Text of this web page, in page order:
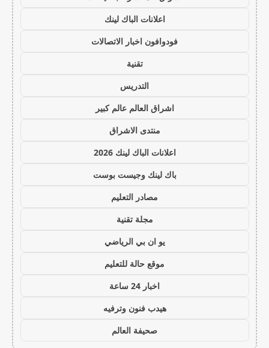
اعلانات الباك لينك
فودوافون اخبار الاتصالات
تقنية
التدريس
اشراق العالم عالم كبير
منتدى الاشراق
اعلانات الباك لينك 2026
باك لينك وجيست بوست
مصادر التعليم
مجلة تقنية
يو ان بي الرياضي
موقع حالة للتعليم
اخبار 24 ساعة
هيدب فنون وترفيه
صحيفة العالم